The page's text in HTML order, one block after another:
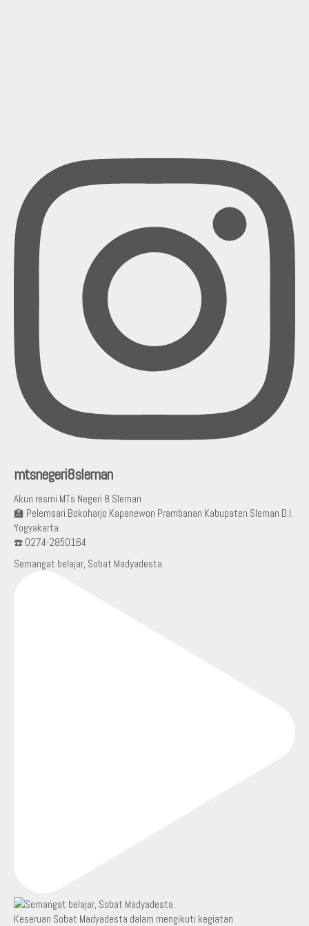
mtsnegeri8sleman
Akun resmi MTs Negeri 8 Sleman
🏫 Pelemsari Bokoharjo Kapanewon Prambanan Kabupaten Sleman D.I.
Yogyakarta
☎️ 0274-2850164
Semangat belajar, Sobat Madyadesta.
Keseruan Sobat Madyadesta dalam mengikuti kegiatan